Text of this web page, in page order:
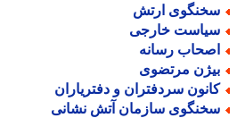
ارتش
خارجی
رسانه
مرتضوی
سردفتران و دفتریاران
سازمان آتش نشانی